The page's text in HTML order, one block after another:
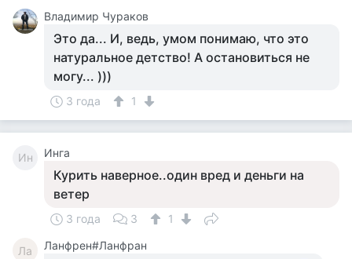
Владимир Чураков
Это да... И, ведь, умом понимаю, что это
натуральное детство! А остановиться не
могу... )))
3 года 1
Ин Инга
Курить наверное..один вред и деньги на
ветер
3 года 3 1
Ла Ланфрен#Ланфран